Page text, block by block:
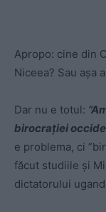
Apropo: cine din
Niceea? Sau așa
Dar nu e totul: ”
birocrației
e problema, ci
făcut studiile și
dictatorului